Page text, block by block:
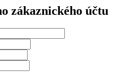
zákaznického účtu